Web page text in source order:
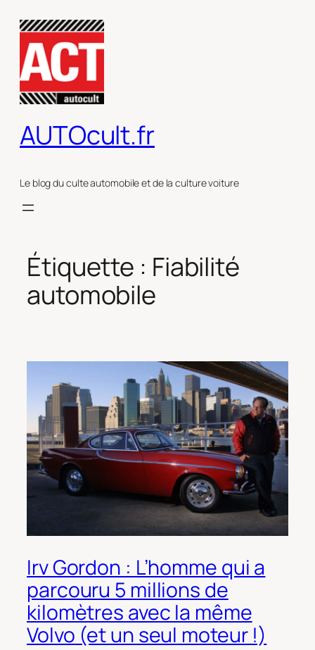
contenu
AUTOcult.fr
Le blog du culte automobile et de la culture voiture
Étiquette : Fiabilité
automobile
Irv Gordon : L’homme qui a
parcouru 5 millions de
kilomètres avec la même
Volvo (et un seul moteur !)